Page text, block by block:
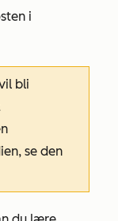
i
bli
se den